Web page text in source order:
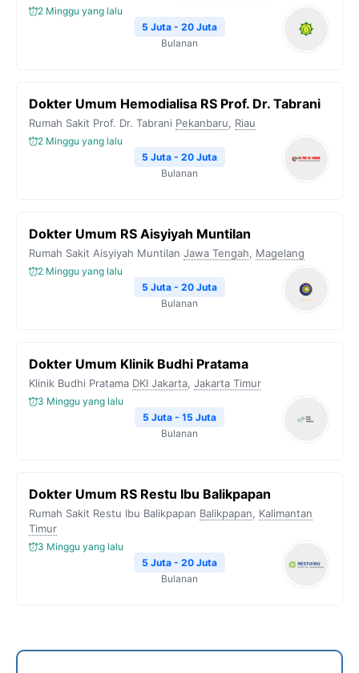
2 Minggu yang lalu
5 Juta - 20 Juta
Bulanan
Dokter Umum Hemodialisa RS Prof. Dr. Tabrani
Rumah Sakit Prof. Dr. Tabrani Pekanbaru, Riau
2 Minggu yang lalu
5 Juta - 20 Juta
Bulanan
Dokter Umum RS Aisyiyah Muntilan
Rumah Sakit Aisyiyah Muntilan Jawa Tengah, Magelang
2 Minggu yang lalu
5 Juta - 20 Juta
Bulanan
Dokter Umum Klinik Budhi Pratama
Klinik Budhi Pratama DKI Jakarta, Jakarta Timur
3 Minggu yang lalu
5 Juta - 15 Juta
Bulanan
Dokter Umum RS Restu Ibu Balikpapan
Rumah Sakit Restu Ibu Balikpapan Balikpapan, Kalimantan
Timur
3 Minggu yang lalu
5 Juta - 20 Juta
Bulanan